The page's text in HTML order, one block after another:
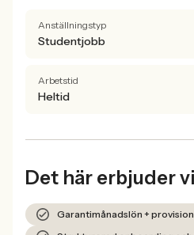
Anställningstyp
Studentjobb
Arbetstid
Heltid
Det här erbjuder vi
Garantimånadslön +